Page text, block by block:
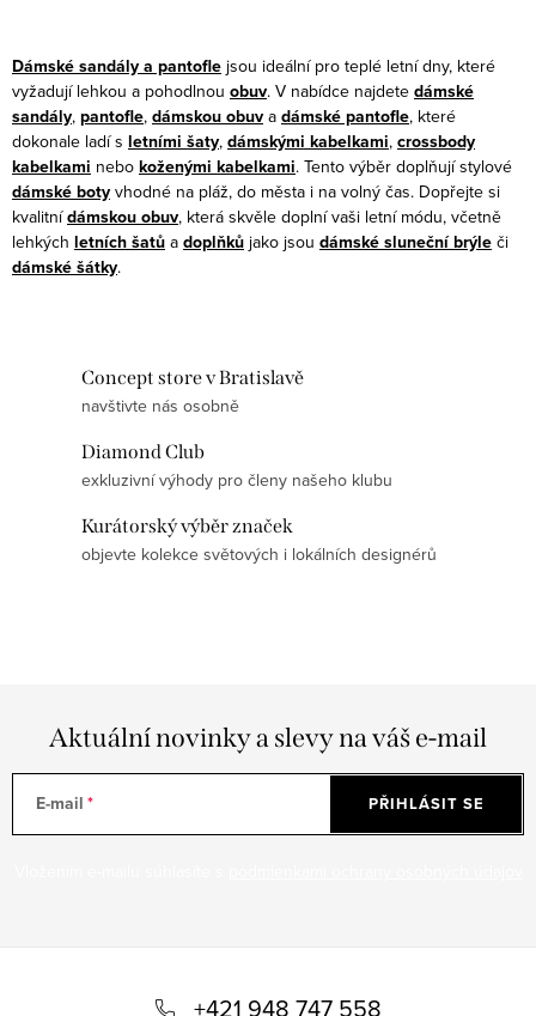
v
l
á
d
a
c
í
p
Dámské sandály a pantofle jsou ideální pro teplé letní dny, které
vyžadují lehkou a pohodlnou obuv. V nabídce najdete dámské
sandály, pantofle, dámskou obuv a dámské pantofle, které
dokonale ladí s letními šaty, dámskými kabelkami, crossbody
kabelkami nebo koženými kabelkami. Tento výběr doplňují stylové
dámské boty vhodné na pláž, do města i na volný čas. Dopřejte si
kvalitnídámskou obuv, která skvěle doplní vaši letní módu, včetně
lehkých letních šatů a doplňků jako jsou dámské sluneční brýle či
dámské šátky.
Concept store v Bratislavě
navštivte nás osobně
Diamond Club
exkluzivní výhody pro členy našeho klubu
Kurátorský výběr značek
objevte kolekce světových i lokálních designérů
Aktuální novinky a slevy na váš e-mail
E-mail PŘIHLÁSIT SE
+421 948 747 558